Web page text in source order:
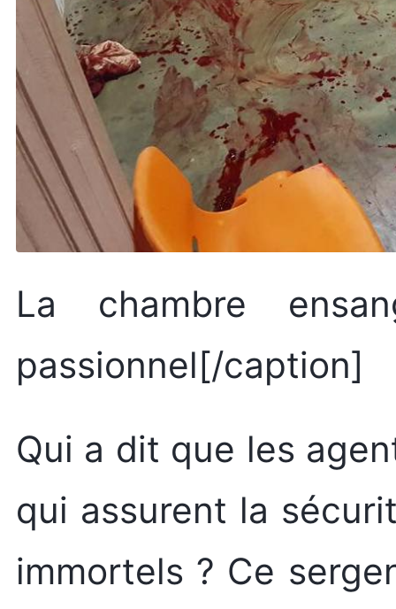
La chambre
passionnel[/caption]
Qui a dit que les
qui assurent la
immortels ? Ce